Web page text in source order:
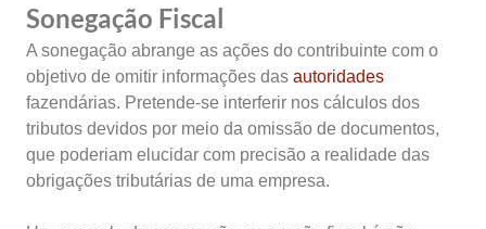
Sonegação Fiscal
A sonegação abrange as ações do contribuinte com o
objetivo de omitir informações das autoridades
fazendárias. Pretende-se interferir nos cálculos dos
tributos devidos por meio da omissão de documentos,
que poderiam elucidar com precisão a realidade das
obrigações tributárias de uma empresa.